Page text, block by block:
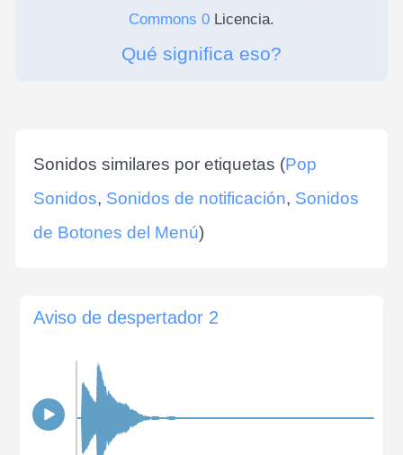
Commons 0 Licencia.
Qué significa eso?
Sonidos similares por etiquetas (Pop
Sonidos, Sonidos de notificación, Sonidos
de Botones del Menú)
Aviso de despertador 2